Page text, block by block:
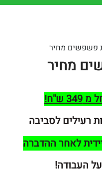
לסביבה
ההדברה